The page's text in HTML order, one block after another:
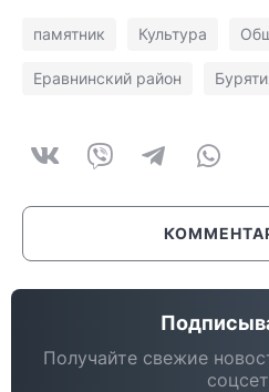
памятник Культура
Еравнинский район
Получайте свежие